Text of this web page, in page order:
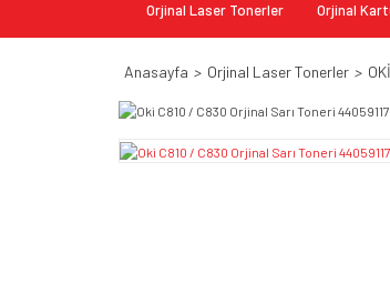
Orjinal Laser Tonerler Orjinal
Anasayfa Orjinal Laser Tonerler OKİ